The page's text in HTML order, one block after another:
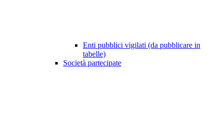
Enti pubblici vigilati (da pubblicare in
tabelle)
Società partecipate